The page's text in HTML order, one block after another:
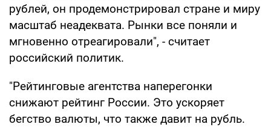
рублей, он продемонстрировал стране и миру
масштаб неадеквата. Рынки все поняли и
мгновенно отреагировали", - считает
российский политик.
"Рейтинговые агентства наперегонки
снижают рейтинг России. Это ускоряет
бегство валюты, что также давит на рубль.